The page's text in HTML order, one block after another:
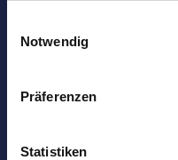
Notwendig
Präferenzen
Statistiken